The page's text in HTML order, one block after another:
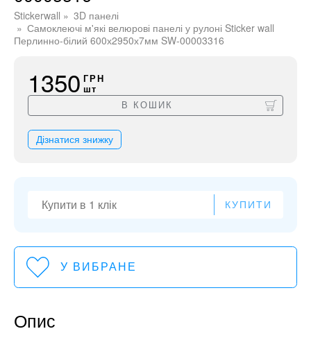
Stickerwall
3D панелі
Самоклеючі м'які велюрові панелі у рулоні Sticker wall
Перлинно-білий 600х2950х7мм SW-00003316
1350 ГРН
шт
В КОШИК
Дізнатися знижку
КУПИТИ
У ВИБРАНЕ
Опис